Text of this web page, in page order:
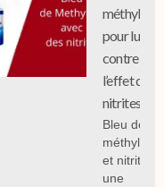
méthylène
pour lutter
contre
l’effet des
nitrites
Bleu de
méthylène
et nitrites :
une